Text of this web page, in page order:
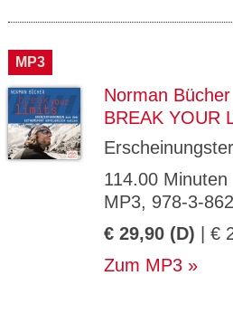
MP3
Norman Bücher
BREAK YOUR
114.00 Minuten
MP3, 978-3-
€ 29,90 (D) | €
Zum MP3